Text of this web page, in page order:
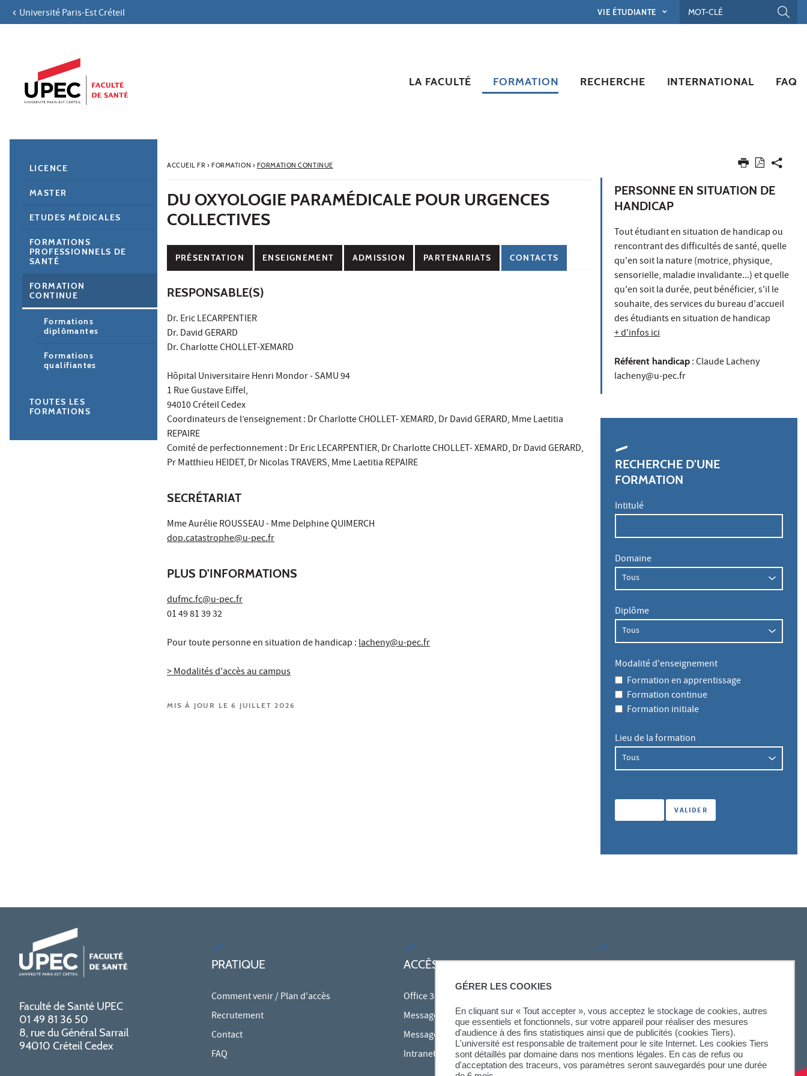
GÉRER LES COOKIES
En cliquant sur « Tout accepter », vous acceptez le stockage de cookies, autres
que essentiels et fonctionnels, sur votre appareil pour réaliser des mesures
d'audience à des fins statistiques ainsi que de publicités (cookies Tiers).
L'université est responsable de traitement pour le site Internet. Les cookies Tiers
sont détaillés par domaine dans nos mentions légales. En cas de refus ou
d'acceptation des traceurs, vos paramètres seront sauvegardés pour une durée
Aller au contenu
Navigation secondaire
Université Paris-Est Créteil VIE ÉTUDIANTE
LA FACULTÉ FORMATION RECHERCHE INTERNATIONAL FAQ
ACCUEIL FR› FORMATION › FORMATION CONTINUE
DU OXYOLOGIE PARAMÉDICALE POUR URGENCES
COLLECTIVES
PRÉSENTATION ENSEIGNEMENT ADMISSION PARTENARIATS CONTACTS
RESPONSABLE(S)
Dr. Eric LECARPENTIER
Dr. David GERARD
Dr. Charlotte CHOLLET-XEMARD
Hôpital Universitaire Henri Mondor - SAMU 94
1 Rue Gustave Eiffel,
94010 Créteil Cedex
Coordinateurs de l’enseignement : Dr Charlotte CHOLLET- XEMARD, Dr David GERARD, Mme Laetitia
REPAIRE
Comité de perfectionnement : Dr Eric LECARPENTIER, Dr Charlotte CHOLLET- XEMARD, Dr David GERARD,
Pr Matthieu HEIDET, Dr Nicolas TRAVERS, Mme Laetitia REPAIRE
SECRÉTARIAT
Mme Aurélie ROUSSEAU - Mme Delphine QUIMERCH
dop.catastrophe@u-pec.fr
PLUS D'INFORMATIONS
dufmc.fc@u-pec.fr
01 49 81 39 32
Pour toute personne en situation de handicap :lacheny@u-pec.fr
> Modalités d'accès au campus
MIS À JOUR LE 6 JUILLET 2026
PERSONNE EN SITUATION DE
HANDICAP
Tout étudiant en situation de handicap ou
rencontrant des difficultés de santé, quelle
qu'en soit la nature (motrice, physique,
sensorielle, maladie invalidante...) et quelle
qu'en soit la durée, peut bénéficier, s'il le
souhaite, des services du bureau d'accueil
des étudiants en situation de handicap
+ d'infos ici
Référent handicap : Claude Lacheny
lacheny@u-pec.fr
RECHERCHE D'UNE
FORMATION
Intitulé
Domaine
Diplôme
Modalité d'enseignement
Formation en apprentissage
Formation continue
Formation initiale
Lieu de la formation
LICENCE
MASTER
ETUDES MÉDICALES
FORMATIONS
PROFESSIONNELS DE
SANTÉ
FORMATION
CONTINUE
Formations
diplômantes
Formations
qualifiantes
TOUTES LES
FORMATIONS
Faculté de Santé UPEC
01 49 81 36 50
8, rue du Général Sarrail
94010 Créteil Cedex
PRATIQUE
Comment venir / Plan d'accès
Recrutement
Contact
FAQ
ACCÈS RAPIDES
Office 365
Messagerie des personnels
Messagerie étudiante
Intranet des personnels
SUIVEZ-NOUS